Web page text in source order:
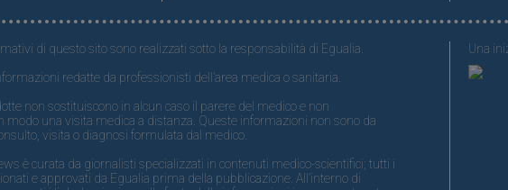
di questo sito sono realizzati sotto la responsabilità di Egualia.
redatte da professionisti dell’area medica o sanitaria.
non sostituiscono in alcun caso il parere del medico e non
modo una visita medica a distanza. Queste informazioni non sono da
visita o diagnosi formulata dal medico.
è curata da giornalisti specializzati in contenuti medico-scientifici; tutti i
e approvati da Egualia prima della pubblicazione. All’interno di
Una